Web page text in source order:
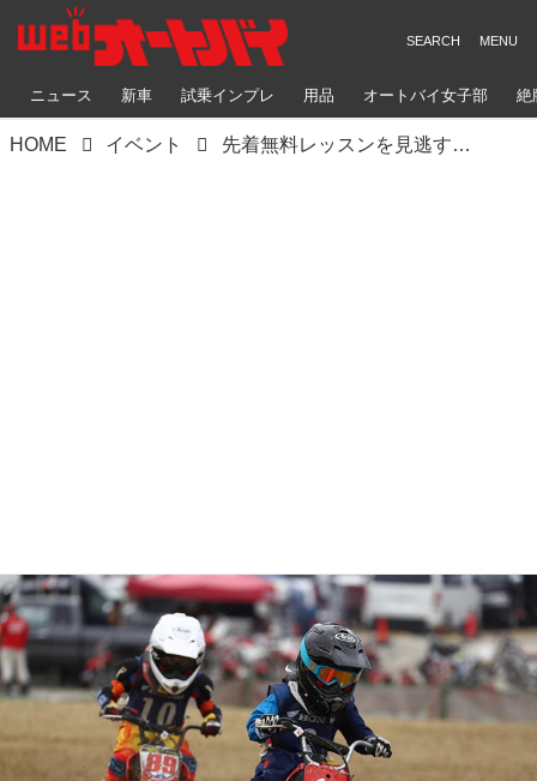
ニュース 新車 試乗インプレ 用品 オートバイ女子部 絶
HOME イベント 先着無料レッスンを見逃すな、Hondaオフロードミーティングいなべエントリー開始